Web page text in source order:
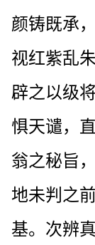
颜铸既承
视红紫乱
辟之以级
惧天谴，
翁之秘旨
地未判之
基。次辨